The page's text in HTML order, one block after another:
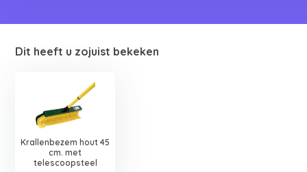
Dit heeft u zojuist bekeken
Krallenbezem hout 45
cm. met
telescoopsteel